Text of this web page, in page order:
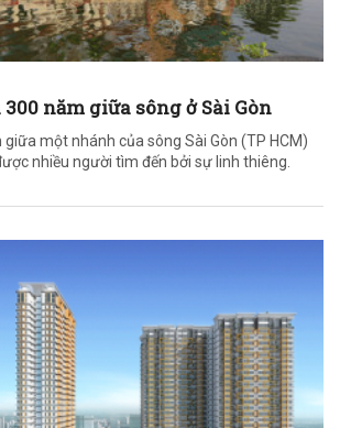
năm giữa sông ở Sài Gòn
giữa một nhánh của sông Sài Gòn (TP HCM)
nhiều người tìm đến bởi sự linh thiêng.